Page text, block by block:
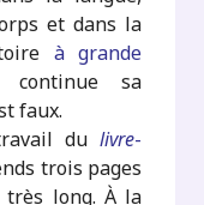
et dans la
à grande
sa
faux.
du livre-
trois pages
très long. À la